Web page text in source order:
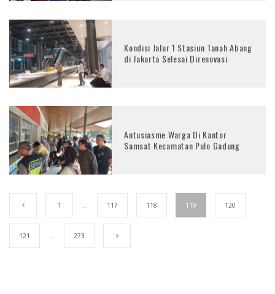
Kondisi Jalur 1 Stasiun Tanah Abang
di Jakarta Selesai Direnovasi
Antusiasme Warga Di Kantor
Samsat Kecamatan Pulo Gadung
1 117 118 119 120
121 273